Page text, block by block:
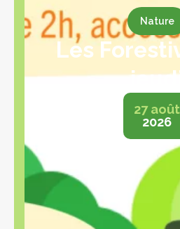
Nature
Les
27 août
2026